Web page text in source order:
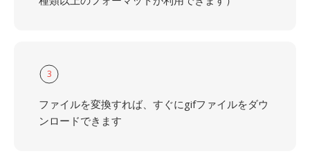
3
ファイルを変換すれば、すぐにgifファイルをダウ
ンロードできます